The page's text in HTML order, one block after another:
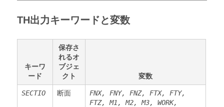
TH出力キーワードと変数
キーワ
ード
保存さ
れるオ
ブジェ
クト
変数
SECTIO 断面
FNX, FNY, FNZ, FTX, FTY,
FTZ, M1, M2, M3, WORK,